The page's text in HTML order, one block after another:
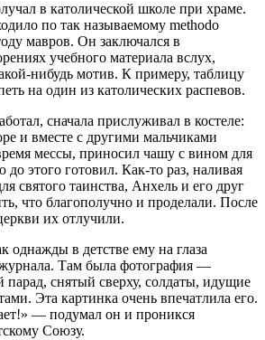
в католической школе при храме.
по так называемому methodo
мавров. Он заключался в
учебного материала вслух,
нибудь мотив. К примеру, таблицу
на один из католических распевов.
сначала прислуживал в костеле:
и вместе с другими мальчиками
мессы, приносил чашу с вином для
до этого готовил. Как-то раз, наливая
святого таинства, Анхель и его друг
что благополучно и проделали. После
их отлучили.
однажды в детстве ему на глаза
Там была фотография —
парад, снятый сверху, солдаты, идущие
Эта картинка очень впечатлила его.
— подумал он и проникся
Союзу.